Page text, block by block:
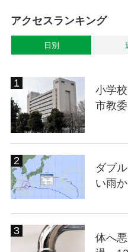
アクセスランキング
日別
小学
市教
ダブ
い雨
体へ